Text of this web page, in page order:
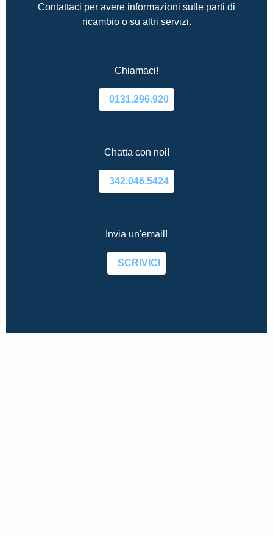
Contattaci per avere informazioni sulle parti di
ricambio o su altri servizi.
Chiamaci!
0131.296.920
Chatta con noi!
342.046.5424
Invia un'email!
SCRIVICI